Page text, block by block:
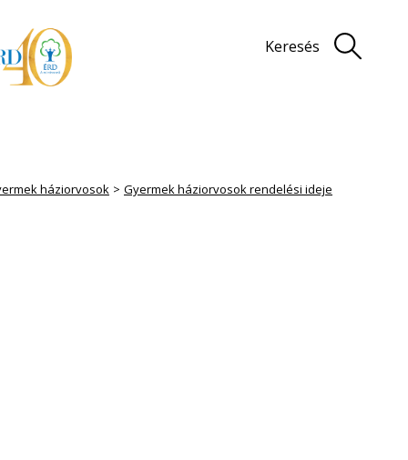
Keresés
háziorvosok Gyermek háziorvosok rendelési ideje